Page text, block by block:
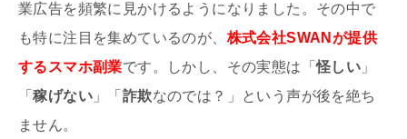
業広告を頻繁に見かけるようになりました。その中で
も特に注目を集めているのが、 株式会社SWANが提供
するスマホ副業です。しかし、その実態は「怪しい 」
「稼げない 」「 詐欺なのでは？」という声が後を絶ち
ません。